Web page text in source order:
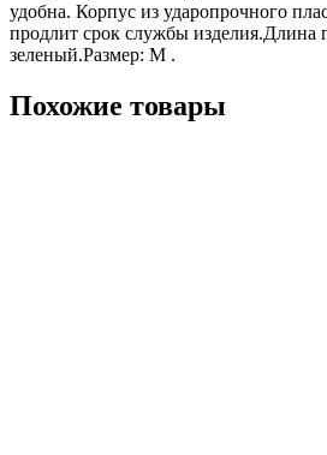
удобна. Корпус из ударопрочного
продлит срок службы изделия.Длина
зеленый.Размер: M .
Похожие товары